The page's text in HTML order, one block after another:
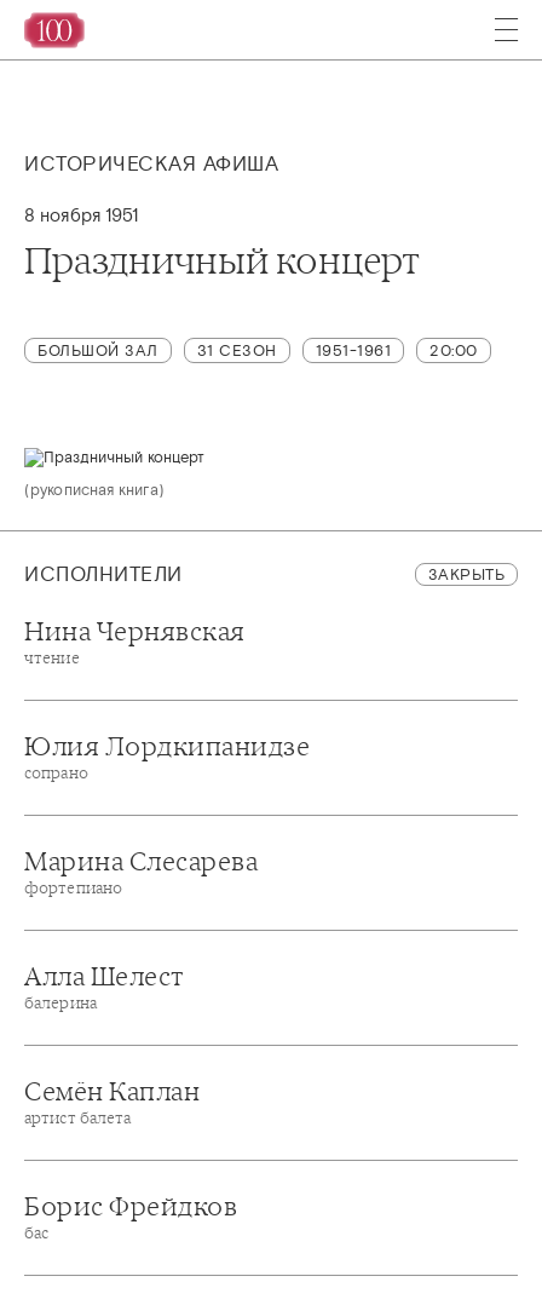
ИСТОРИЧЕСКАЯ АФИША
8 ноября 1951
Праздничный концерт
БОЛЬШОЙ ЗАЛ 31 СЕЗОН 1951-1961 20:00
(рукописная книга)
ИСПОЛНИТЕЛИ ЗАКРЫТЬ
Нина Чернявская
чтение
Юлия Лордкипанидзе
сопрано
Марина Слесарева
фортепиано
Алла Шелест
балерина
Семён Каплан
артист балета
Борис Фрейдков
бас